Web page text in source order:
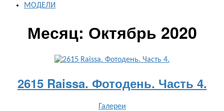
МОДЕЛИ
Месяц: Октябрь 2020
2615 Raissa. Фотодень. Часть 4.
Галереи